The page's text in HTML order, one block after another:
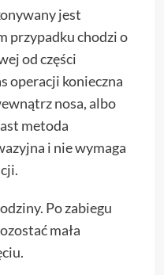
jest
przypadku chodzi o
od części
operacji konieczna
nosa, albo
metoda
i nie wymaga
Po zabiegu
mała